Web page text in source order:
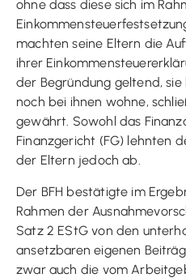
ohne dass diese sich im
machten seine Eltern die
ihrer
der Begründung geltend,
noch bei ihnen wohne,
gewährt. Sowohl das
Finanzgericht (FG) lehnten
der Eltern jedoch ab.
Der BFH bestätigte im
Rahmen der
Satz 2 EStG von den
ansetzbaren eigenen
zwar auch die vom